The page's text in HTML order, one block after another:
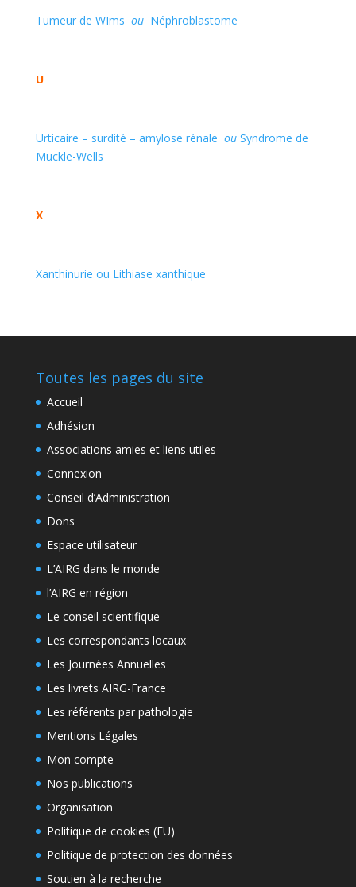
Tumeur de WIms ouNéphroblastome
U
Urticaire – surdité – amylose rénale ou Syndrome de
Muckle-Wells
X
Xanthinurie ou Lithiase xanthique
Toutes les pages du site
Accueil
Adhésion
Associations amies et liens utiles
Connexion
Conseil d’Administration
Dons
Espace utilisateur
L’AIRG dans le monde
l’AIRG en région
Le conseil scientifique
Les correspondants locaux
Les Journées Annuelles
Les livrets AIRG-France
Les référents par pathologie
Mentions Légales
Mon compte
Nos publications
Organisation
Politique de cookies (EU)
Politique de protection des données
Soutien à la recherche